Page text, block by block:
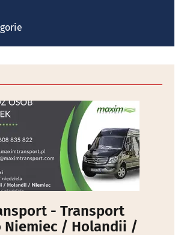
- Transport
Niemiec / Holandii /